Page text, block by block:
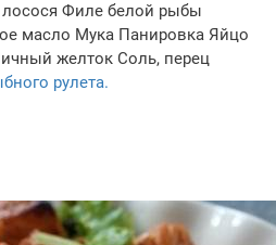
Филе белой рыбы
масло Мука Панировка Яйцо
желток Соль, перец
рулета.